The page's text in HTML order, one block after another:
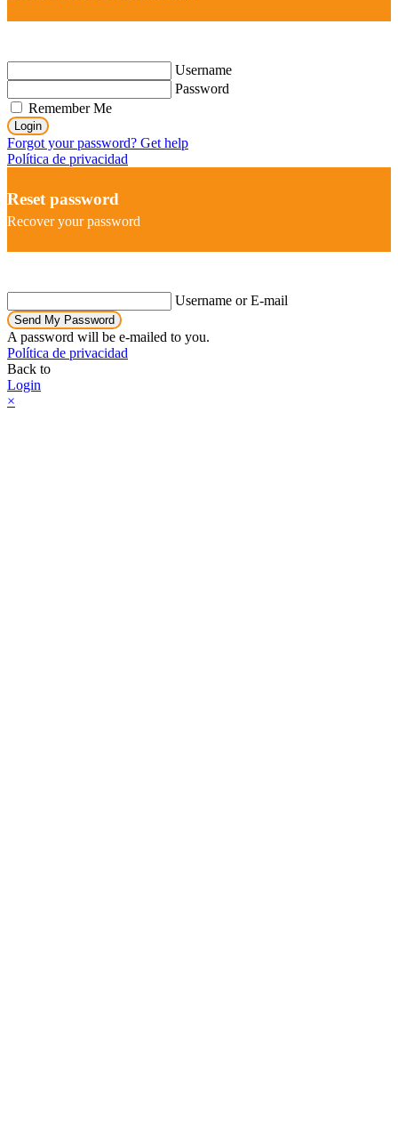
Username
Password
Remember Me
Login
Forgot your password? Get help
Política de privacidad
Reset password
Recover your password
Username or E-mail
Send My Password
A password will be e-mailed to you.
Política de privacidad
Back to
Login
×